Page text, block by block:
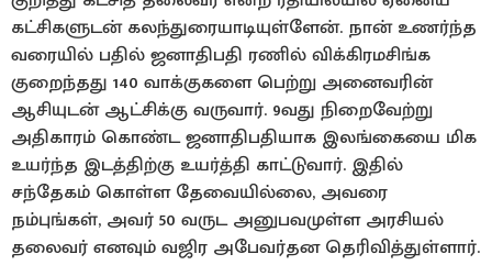
கட்சிகளுடன் கலந்துரையாடியுள்ளேன். நான் உணர்ந்த
வரையில் பதில் ஜனாதிபதி ரணில் விக்கிரமசிங்க
குறைந்தது 140 வாக்குகளை பெற்று அனைவரின்
ஆசியுடன் ஆட்சிக்கு வருவார். 9வது நிறைவேற்று
அதிகாரம் கொண்ட ஜனாதிபதியாக இலங்கையை மிக
உயர்ந்த இடத்திற்கு உயர்த்தி காட்டுவார். இதில்
சந்தேகம் கொள்ள தேவையில்லை, அவரை
நம்புங்கள், அவர் 50 வருட அனுபவமுள்ள அரசியல்
தலைவர் எனவும் வஜிர அபேவர்தன தெரிவித்துள்ளார்.